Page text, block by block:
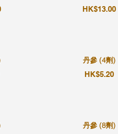
HK$13.00
丹參 (4劑)
HK$5.20
丹參 (8劑)